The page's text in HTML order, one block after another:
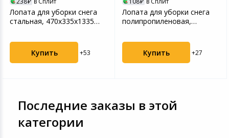
Лопата для уборки снега
стальная, 470х335х1335
Купить +53
Лопата для уборки снега
полипропиленовая,
Купить +27
Последние заказы в этой
категории